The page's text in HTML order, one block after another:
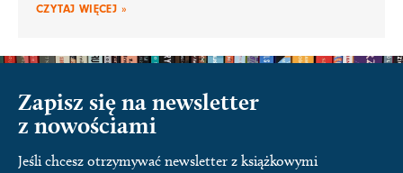
CZYTAJ WIĘCEJ »
Zapisz się na newsletter
z nowościami
Jeśli chcesz otrzymywać newsletter z książkowymi